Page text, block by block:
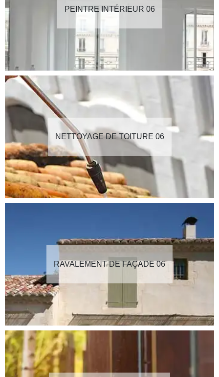
PEINTRE INTÉRIEUR 06
NETTOYAGE DE TOITURE 06
RAVALEMENT DE FAÇADE 06